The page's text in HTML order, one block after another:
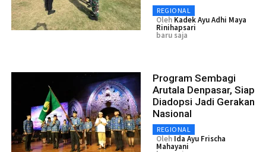
REGIONAL
Oleh Kadek Ayu Adhi Maya
Rinihapsari
baru saja
Program Sembagi
Arutala Denpasar, Siap
Diadopsi Jadi Gerakan
Nasional
REGIONAL
Oleh Ida Ayu Frischa
Mahayani